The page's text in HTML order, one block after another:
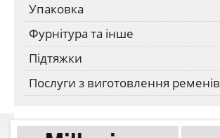
Упаковка
Фурнітура та інше
Підтяжки
Послуги з виготовлення ременів